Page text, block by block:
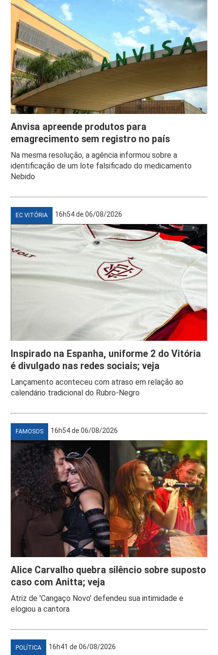
Anvisa apreende produtos para
emagrecimento sem registro no país
Na mesma resolução, a agência informou sobre a
identificação de um lote falsificado do medicamento
Nebido
EC VITÓRIA 16h54 de 06/08/2026
Inspirado na Espanha, uniforme 2 do Vitória
é divulgado nas redes sociais; veja
Lançamento aconteceu com atraso em relação ao
calendário tradicional do Rubro-Negro
FAMOSOS 16h54 de 06/08/2026
Alice Carvalho quebra silêncio sobre suposto
caso com Anitta; veja
Atriz de 'Cangaço Novo' defendeu sua intimidade e
elogiou a cantora
POLÍTICA 16h41 de 06/08/2026